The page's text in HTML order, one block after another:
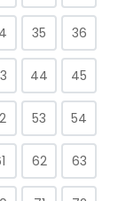
35 36
44 45
53 54
62 63